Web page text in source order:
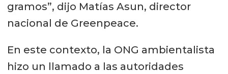
gramos”, dijo Matías Asun, director
nacional de Greenpeace.
En este contexto, la ONG ambientalista
hizo un llamado a las autoridades